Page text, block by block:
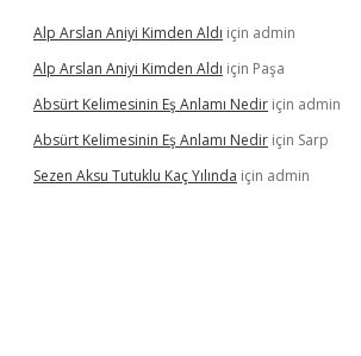
Alp Arslan Aniyi Kimden Aldı için admin
Alp Arslan Aniyi Kimden Aldı için Paşa
Absürt Kelimesinin Eş Anlamı Nedir için admin
Absürt Kelimesinin Eş Anlamı Nedir için Sarp
Sezen Aksu Tutuklu Kaç Yılında için admin